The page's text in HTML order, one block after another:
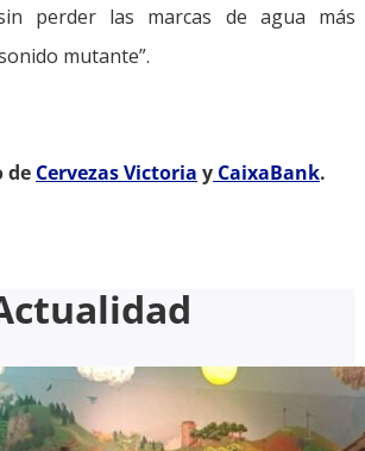
perder las marcas de agua más
mutante”.
de Cervezas Victoria y CaixaBank.